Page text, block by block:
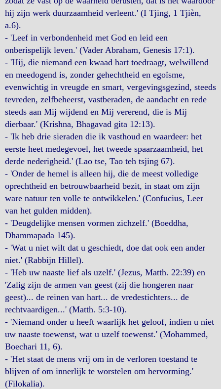
hij zijn werk duurzaamheid verleent.' (I Tjing, 1 Tjièn,
a.6).
- 'Leef in verbondenheid met God en leid een
onberispelijk leven.' (Vader Abraham, Genesis 17:1).
- 'Hij, die niemand een kwaad hart toedraagt, welwillend
en meedogend is, zonder gehechtheid en egoïsme,
evenwichtig in vreugde en smart, vergevingsgezind, steeds
tevreden, zelfbeheerst, vastberaden, de aandacht en rede
steeds aan Mij wijdend en Mij vererend, die is Mij
dierbaar.' (Krishna, Bhagavad gita 12:13).
- 'Ik heb drie sieraden die ik vasthoud en waardeer: het
eerste heet medegevoel, het tweede spaarzaamheid, het
derde nederigheid.' (Lao tse, Tao teh tsjing 67).
- 'Onder de hemel is alleen hij, die de meest volledige
oprechtheid en betrouwbaarheid bezit, in staat om zijn
ware natuur ten volle te ontwikkelen.' (Confucius, Leer
van het gulden midden).
- 'Deugdelijke mensen vormen zichzelf.' (Boeddha,
Dhammapada 145).
- 'Wat u niet wilt dat u geschiedt, doe dat ook een ander
niet.' (Rabbijn Hillel).
- 'Heb uw naaste lief als uzelf.' (Jezus, Matth. 22:39) en
'Zalig zijn de armen van geest (zij die hongeren naar
geest)... de reinen van hart... de vredestichters... de
rechtvaardigen...' (Matth. 5:3-10).
- 'Niemand onder u heeft waarlijk het geloof, indien u niet
uw naaste toewenst, wat u uzelf toewenst.' (Mohammed,
Boechari 11, 6).
- 'Het staat de mens vrij om in de verloren toestand te
blijven of om innerlijk te worstelen om hervorming.'
(Filokalia).